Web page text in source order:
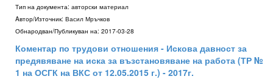
Тип на документа: авторски материал
Aвтор/Източник: Васил Мръчков
Обнародван/Публикуван на: 2017-03-28
Коментар по трудови отношения - Искова давност за
предявяване на иска за възстановяване на работа (ТР №
1 на ОСГК на ВКС от 12.05.2015 г.) - 2017г.